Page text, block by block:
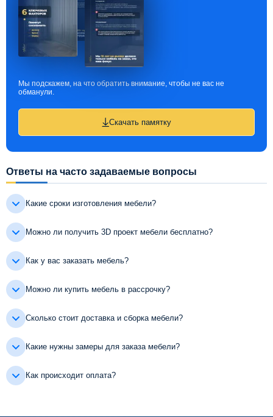
Мы подскажем, на что обратить внимание, чтобы не вас не
обманули.
Скачать памятку
Ответы на часто задаваемые вопросы
Какие сроки изготовления мебели?
Можно ли получить 3D проект мебели бесплатно?
Как у вас заказать мебель?
Можно ли купить мебель в рассрочку?
Сколько стоит доставка и сборка мебели?
Какие нужны замеры для заказа мебели?
Как происходит оплата?